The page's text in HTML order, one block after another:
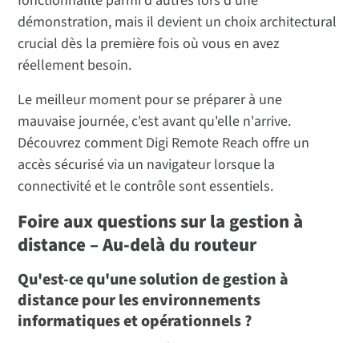
démonstration, mais il devient un choix architectural
crucial dès la première fois où vous en avez
réellement besoin.
Le meilleur moment pour se préparer à une
mauvaise journée, c'est avant qu'elle n'arrive.
Découvrez comment Digi Remote Reach offre un
accès sécurisé via un navigateur lorsque la
connectivité et le contrôle sont essentiels.
Foire aux questions sur la gestion à
distance – Au-delà du routeur
Qu'est-ce qu'une solution de gestion à
distance pour les environnements
informatiques et opérationnels ?